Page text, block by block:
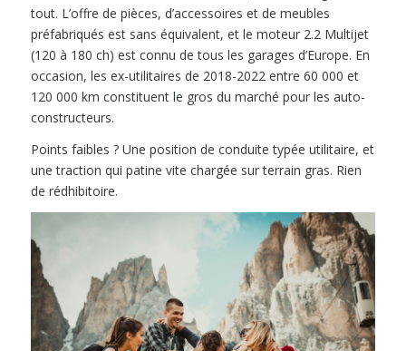
tout. L’offre de pièces, d’accessoires et de meubles
préfabriqués est sans équivalent, et le moteur 2.2 Multijet
(120 à 180 ch) est connu de tous les garages d’Europe. En
occasion, les ex-utilitaires de 2018-2022 entre 60 000 et
120 000 km constituent le gros du marché pour les auto-
constructeurs.
Points faibles ? Une position de conduite typée utilitaire, et
une traction qui patine vite chargée sur terrain gras. Rien
de rédhibitoire.